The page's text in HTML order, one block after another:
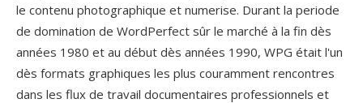
le contenu photographique et numerise. Durant la periode
de domination de WordPerfect sûr le marché à la fin dès
années 1980 et au début dès années 1990, WPG était l'un
dès formats graphiques les plus couramment rencontres
dans les flux de travail documentaires professionnels et